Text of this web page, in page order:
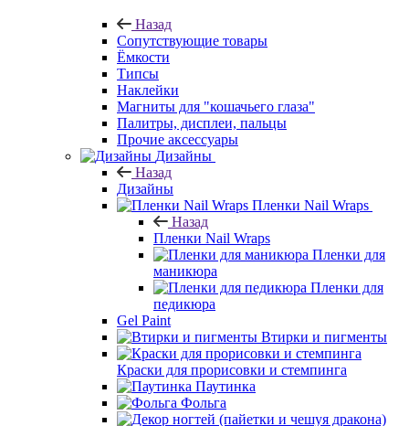
Назад
Сопутствующие товары
Ёмкости
Типсы
Наклейки
Магниты для "кошачьего глаза"
Палитры, дисплеи, пальцы
Прочие аксессуары
Дизайны
Назад
Дизайны
Пленки Nail Wraps
Назад
Пленки Nail Wraps
Пленки для
маникюра
Пленки для
педикюра
Gel Paint
Втирки и пигменты
Краски для прорисовки и стемпинга
Паутинка
Фольга